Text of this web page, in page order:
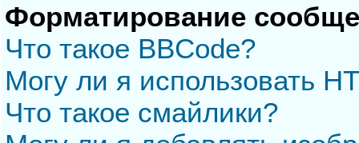
Форматирование
Что такое BBCode?
Могу ли я использовать
Что такое смайлики?